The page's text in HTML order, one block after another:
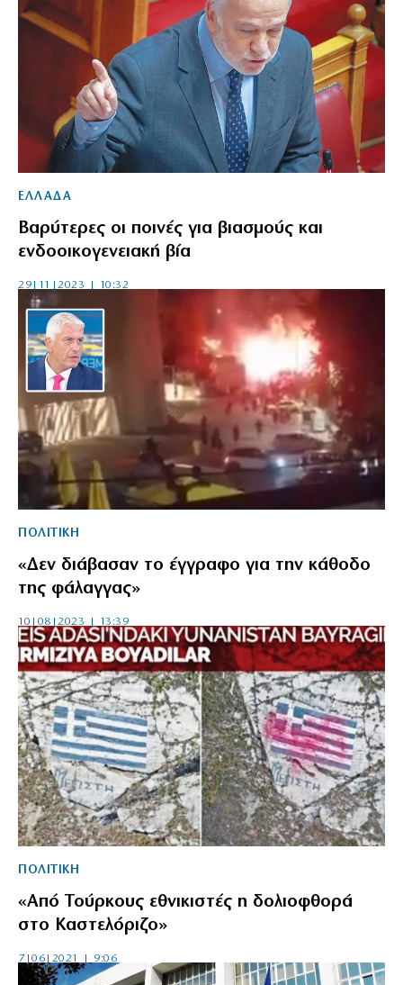
ΕΛΛΑΔΑ
Βαρύτερες οι ποινές για βιασμούς και
ενδοοικογενειακή βία
29|11|2023 | 10:32
ΠΟΛΙΤΙΚΗ
«Δεν διάβασαν το έγγραφο για την κάθοδο
της φάλαγγας»
10|08|2023 | 13:39
ΠΟΛΙΤΙΚΗ
«Από Τούρκους εθνικιστές η δολιοφθορά
στο Καστελόριζο»
7|06|2021 | 9:06